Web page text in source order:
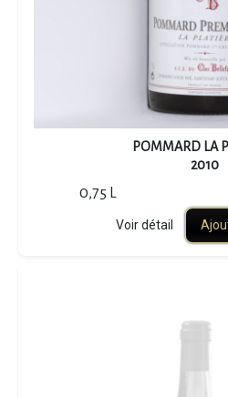
POMMARD LA
2010
0,75 L
Voir détail